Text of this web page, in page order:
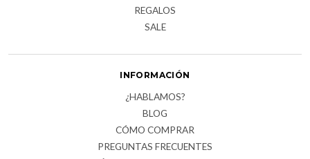
REGALOS
SALE
INFORMACIÓN
¿HABLAMOS?
BLOG
CÓMO COMPRAR
PREGUNTAS FRECUENTES